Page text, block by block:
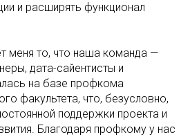
и расширять функционал
меня то, что наша команда —
дата-сайентисты и
на базе профкома
факультета, что, безусловно,
поддержки проекта и
Благодаря профкому у нас